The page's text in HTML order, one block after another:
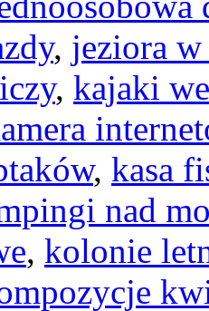
, jeziora w
, kajaki
, kasa
nad
, kolonie